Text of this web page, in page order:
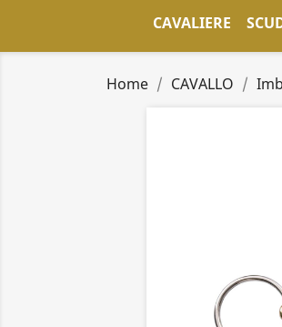
CAVALIERE
Home CAVALLO